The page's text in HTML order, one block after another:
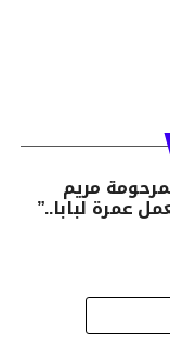
مريم
عمرة لبابا..”